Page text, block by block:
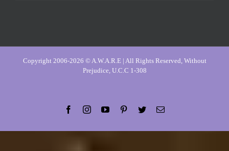
Copyright 2006-2026 © A.W.A.R.E | All Rights Reserved, Without
Prejudice, U.C.C 1-308
FacebookInstagramYouTubePinterestTwitterEmail